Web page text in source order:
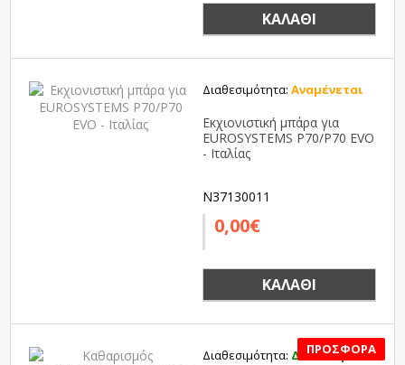
ΚΑΛΆΘΙ
Διαθεσιμότητα: Αναμένεται
Εκχιονιστική μπάρα για
EUROSYSTEMS P70/P70 EVO
- Ιταλίας
N37130011
0,00€
ΚΑΛΆΘΙ
Διαθεσιμότητα: Διαθέσιμο